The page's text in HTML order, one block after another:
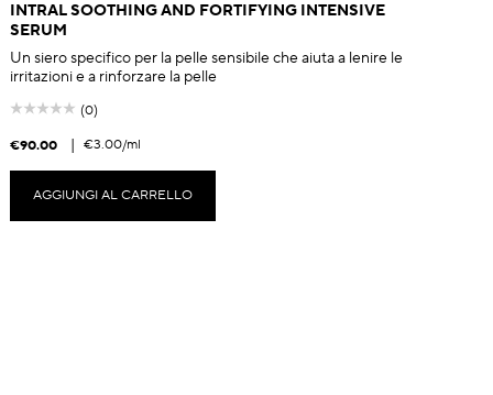
INTRAL SOOTHING AND FORTIFYING INTENSIVE
SERUM
Un siero specifico per la pelle sensibile che aiuta a lenire le
irritazioni e a rinforzare la pelle
(0)
€90.00 €3.00/ml
AGGIUNGI AL CARRELLO